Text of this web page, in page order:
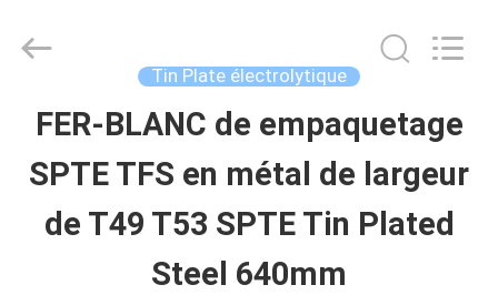
MAISON
PRODUITS
QUANYE
METAL
CO.,LTD.
Reserved.
Tin Plate électrolytique
FER-BLANC de empaquetage
SPTE TFS en métal de largeur
de T49 T53 SPTE Tin Plated
Steel 640mm